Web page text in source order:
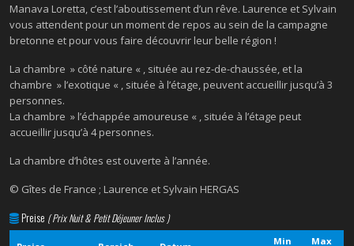
Manava Loretta, c’est l’aboutissement d’un rêve. Laurence et Sylvain
vous attendent pour un moment de repos au sein de la campagne
bretonne et pour vous faire découvrir leur belle région !
La chambre » côté nature « , située au rez-de-chaussée, et la
chambre » l’exotique « , située à l’étage, peuvent accueillir jusqu’à 3
personnes.
La chambre » l’échappée amoureuse « , située à l’étage peut
accueillir jusqu’à 4 personnes.
La chambre d’hôtes est ouverte à l’année.
© Gîtes de France ; Laurence et Sylvain HERGAS
Preise ( Prix Nuit & Petit Déjeuner Inclus )
Min
Max